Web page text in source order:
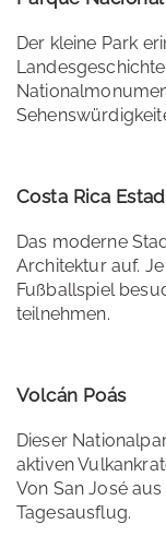
Der kleine Park
Costa Rica
Das moderne
Architektur auf.
Fußballspiel
teilnehmen.
Volcán Poás
Dieser
aktiven
Von San José
Tagesausflug.